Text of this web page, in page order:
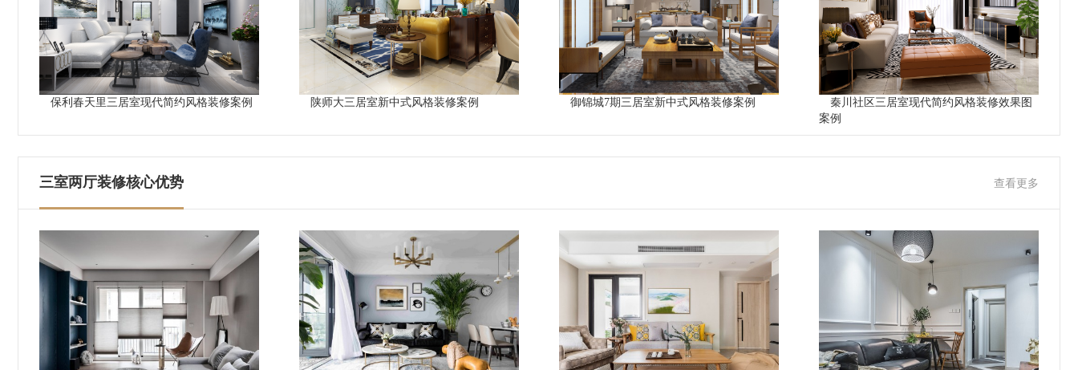
保利春天里三居室现代简约风格装修案例 陕师大三居室新中式风格装修案例 御锦城7期三居室新中式风格装修案例
秦川社区三居室现代简约风格装修效果图
案例
三室两厅装修核心优势 查看更多